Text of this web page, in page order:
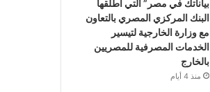
بياناتك في مصر” التي أطلقها
البنك المركزي المصري بالتعاون
مع وزارة الخارجية لتيسير
الخدمات المصرفية للمصريين
بالخارج
منذ 4 أيام